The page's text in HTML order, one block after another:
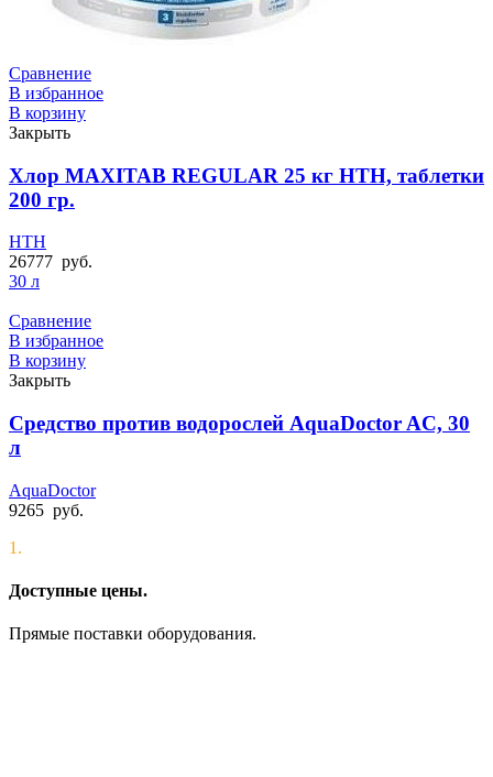
Сравнение
В избранное
В корзину
Закрыть
Хлор MAXITAB REGULAR 25 кг HTH, таблетки
200 гр.
HTH
26777 руб.
30 л
Сравнение
В избранное
В корзину
Закрыть
Средство против водорослей AquaDoctor AC, 30
л
AquaDoctor
9265 руб.
1.
Доступные цены.
Прямые поставки оборудования.